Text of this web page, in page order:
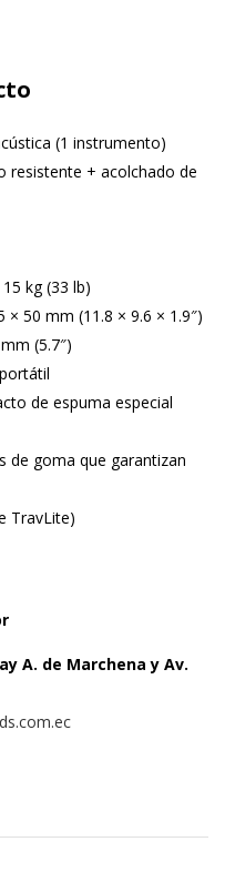
(1 instrumento)
resistente + acolchado de
kg (33 lb)
× 50 mm (11.8 × 9.6 × 1.9″)
(5.7″)
de espuma especial
de goma que garantizan
TravLite)
A. de Marchena y Av.